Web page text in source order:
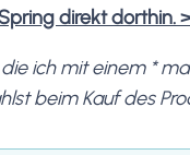
Spring direkt dorthin.
ich mit einem *
beim Kauf des